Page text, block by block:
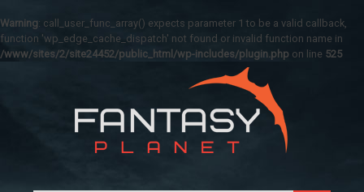
Warning: call_user_func_array() expects parameter 1 to be a valid callback,
function 'wp_edge_cache_dispatch' not found or invalid function name in
/www/sites/2/site24452/public_html/wp-includes/plugin.php on line 525